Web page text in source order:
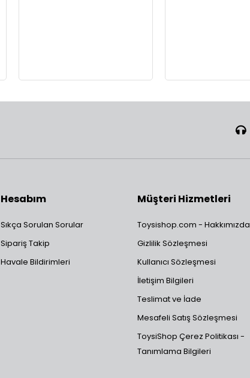
Hesabım
Sıkça Sorulan Sorular
Sipariş Takip
Havale Bildirimleri
Müşteri Hizmetleri
Toysishop.com - Hakkımızda
Gizlilik Sözleşmesi
Kullanıcı Sözleşmesi
İletişim Bilgileri
Teslimat ve İade
Mesafeli Satış Sözleşmesi
ToysiShop Çerez Politikası -
Tanımlama Bilgileri